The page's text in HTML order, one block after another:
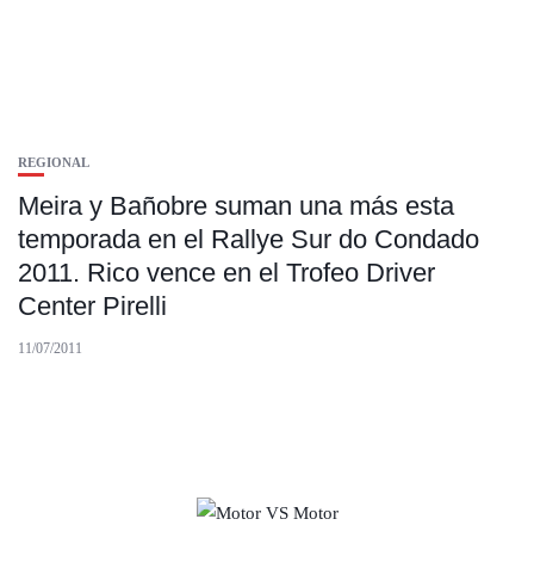
REGIONAL
Meira y Bañobre suman una más esta
temporada en el Rallye Sur do Condado
2011. Rico vence en el Trofeo Driver
Center Pirelli
11/07/2011